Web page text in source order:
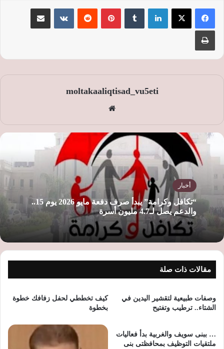
لينكدإن بينتيريست
moltakaaliqtisad_vu5eti
الوي
ب
أخبار
“تكافل وكرامة” يبدأ صرف دفعة مايو 2026 يوم 15..
والدعم يصل لـ4.7 مليون أسرة
مقالات ذات صلة
وصفات طبيعية لتقشير اليدين في
الشتاء.. ترطيب وتفتيح
كيف تخططي لحفل زفافك خطوة
بخطوة
… ببنى سويف والغربية بدأ فعاليات
ملتقيات التوظيف بمحافظتى بنى